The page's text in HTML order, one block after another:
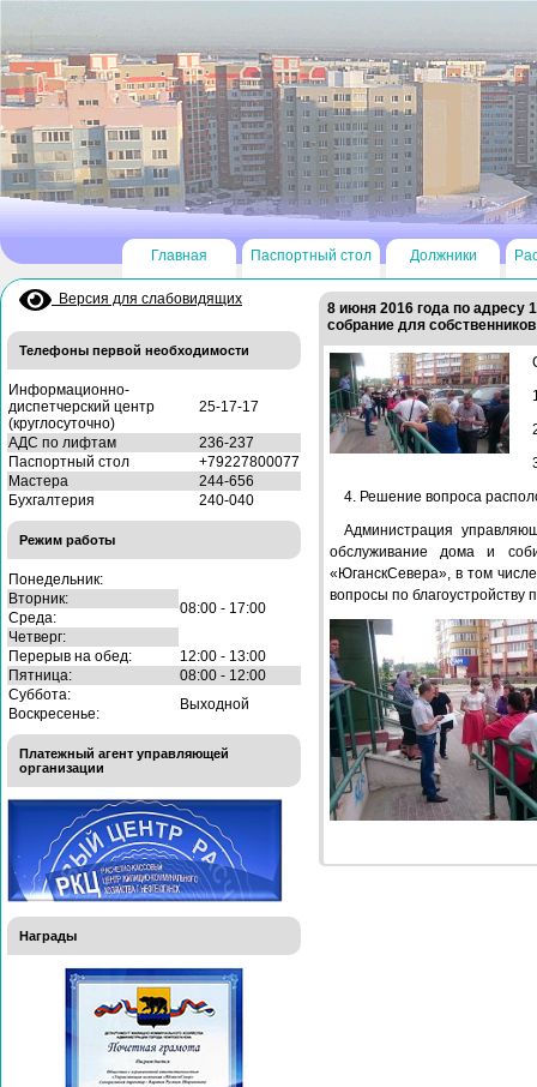
Главная Паспортный стол Должники
Версия для слабовидящих
Телефоны первой необходимости
Информационно-
диспетчерский центр
(круглосуточно)
25-17-17
АДС по лифтам
236-237
Паспортный стол
+79227800077
Мастера
244-656
Бухгалтерия
240-040
Режим работы
Понедельник:
08:00 - 17:00
Вторник:
Среда:
Четверг:
Перерыв на обед:
12:00 - 13:00
Пятница:
08:00 - 12:00
Суббота:
Выходной
Воскресенье:
Платежный агент управляющей
организации
Награды
8 июня 2016 года по адресу
собрание для
4. Решение вопроса
Администрация
обслуживание дома и
«ЮганскСевера», в том
вопросы по благоустройству